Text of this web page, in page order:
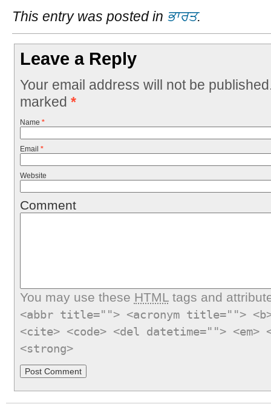
This entry was posted in ਭਾਰਤ.
Leave a Reply
Your email address will not be
marked *
Name *
Email *
Website
Comment
You may use these HTMLtags and
<abbr title=""> <acronym title="">
<cite> <code> <del datetime="">
<strong>